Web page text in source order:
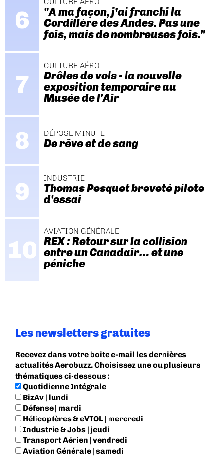
"A ma façon, j’ai franchi la
Cordillère des Andes. Pas une
fois, mais de nombreuses fois."
CULTURE AÉRO
Drôles de vols - la nouvelle
exposition temporaire au
Musée de l'Air
DÉPOSE MINUTE
De rêve et de sang
INDUSTRIE
Thomas Pesquet breveté pilote
d'essai
AVIATION GÉNÉRALE
REX : Retour sur la collision
entre un Canadair… et une
péniche
Les newsletters gratuites
Recevez dans votre boite e-mail les dernières
actualités Aerobuzz. Choisissez une ou plusieurs
thématiques ci-dessous :
Quotidienne Intégrale
BizAv | lundi
Défense | mardi
Hélicoptères & eVTOL | mercredi
Industrie & Jobs | jeudi
Transport Aérien | vendredi
Aviation Générale | samedi